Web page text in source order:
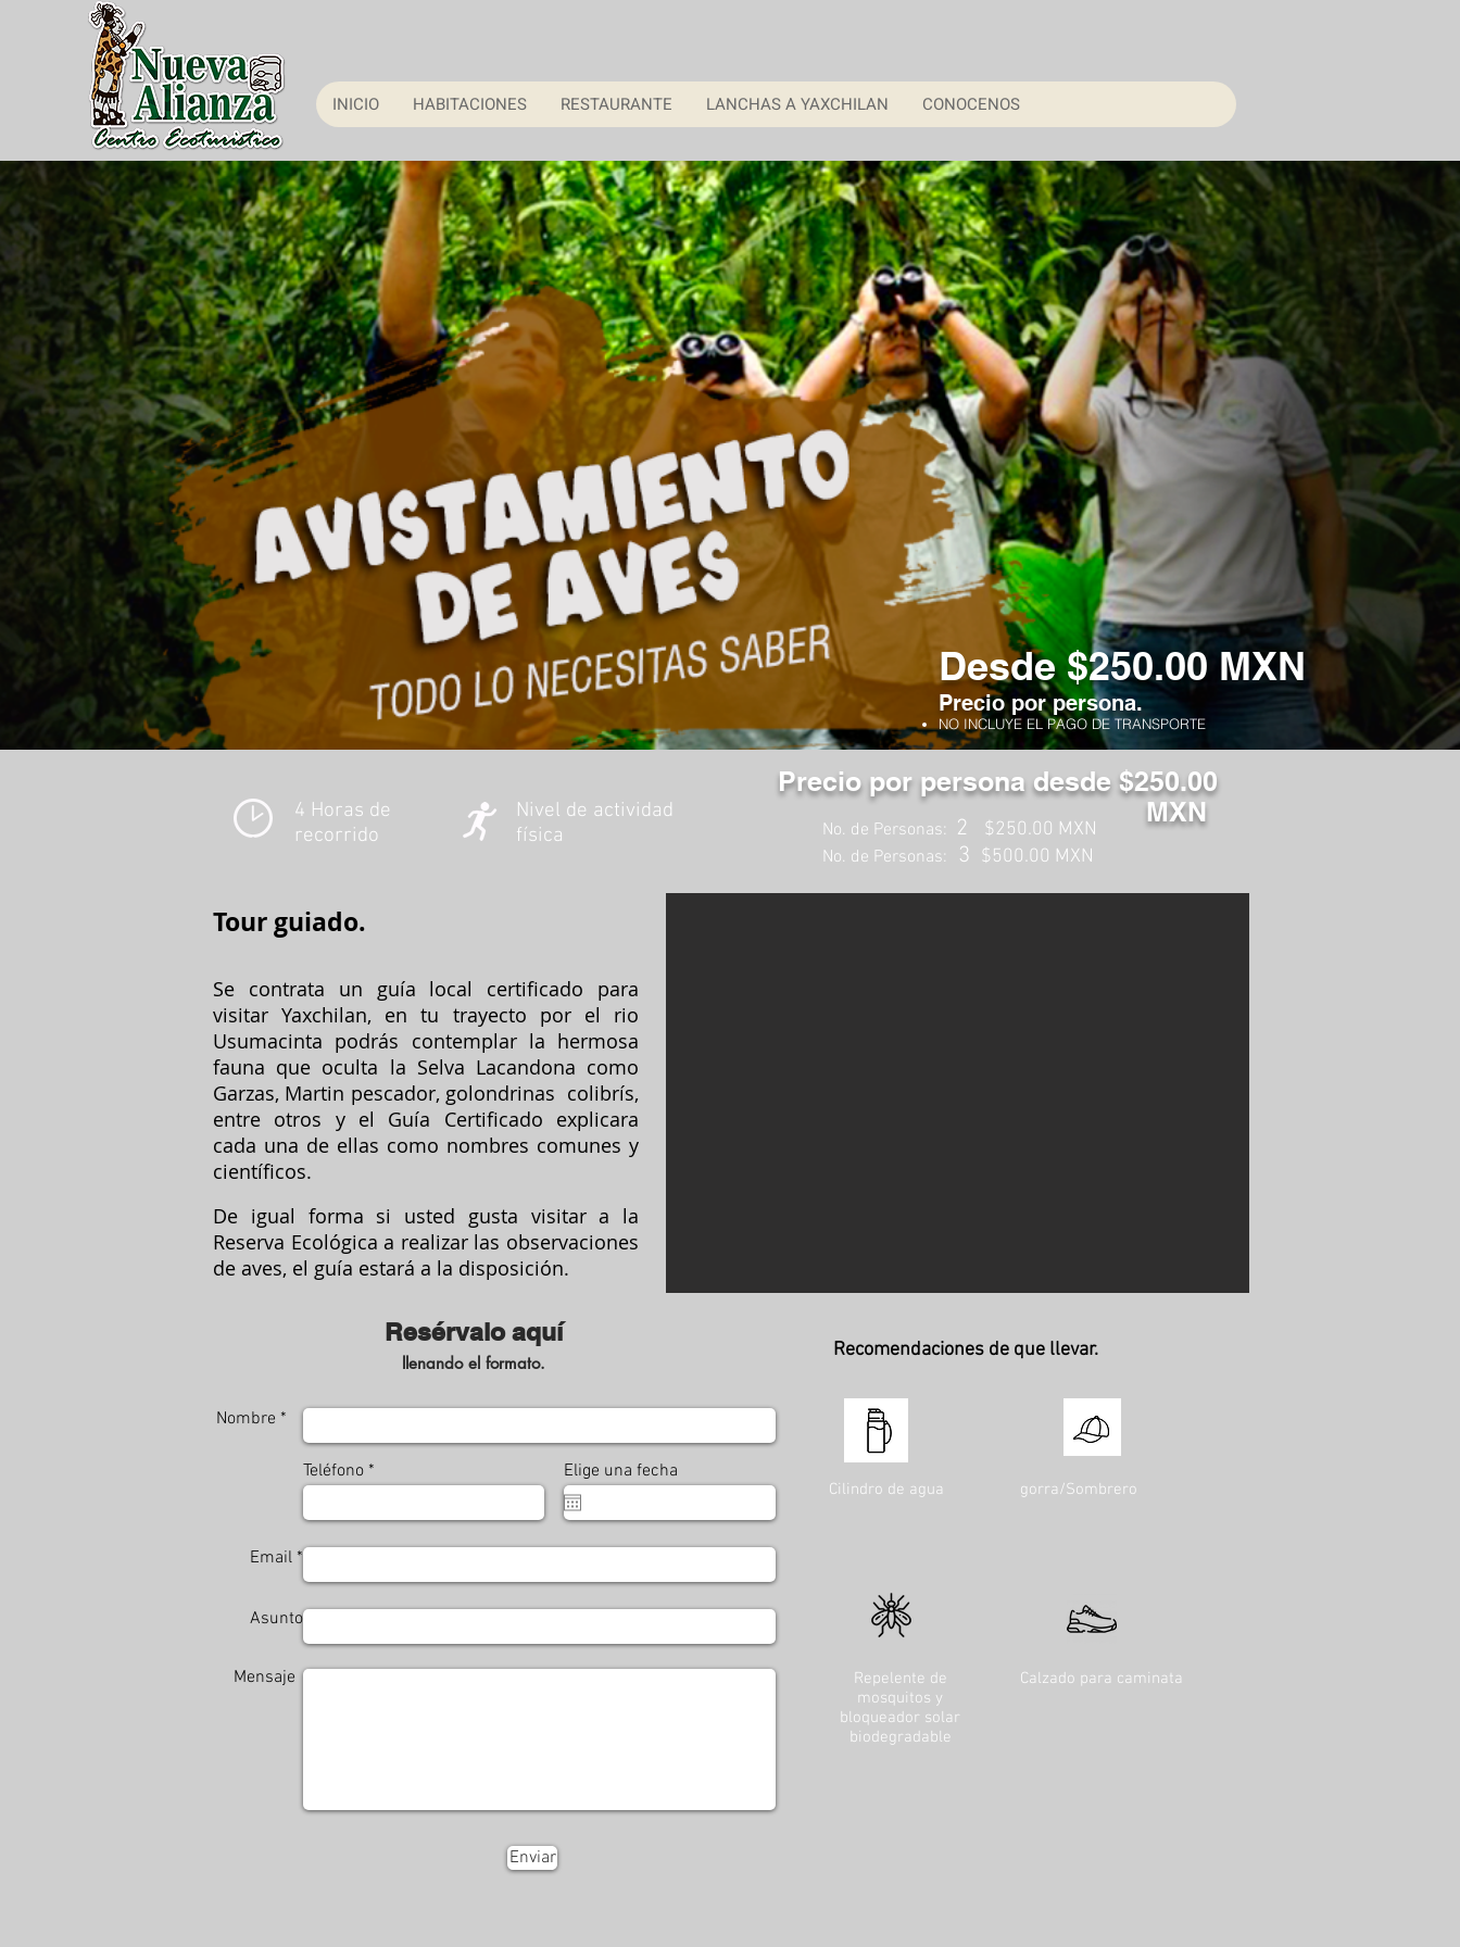
INICIO HABITACIONES RESTAURANTE LANCHAS A YAXCHILAN CONOCENOS
Desde $250.00 MXN
Precio por persona.
NO INCLUYE EL PAGO DE TRANSPORTE
4 Horas de
recorrido
Nivel de actividad
física
No. de Personas: 2 $250.00 MXN
No. de Personas: 3 $500.00 MXN
Precio por persona desde $250.00
MXN
Tour guiado.
Se contrata un guía local certificado para
visitar Yaxchilan, en tu trayecto por el rio
Usumacinta podrás contemplar la hermosa
fauna que oculta la Selva Lacandona como
Garzas, Martin pescador, golondrinas colibrís,
entre otros y el Guía Certificado explicara
cada una de ellas como nombres comunes y
científicos.
De igual forma si usted gusta visitar a la
Reserva Ecológica a realizar las observaciones
de aves, el guía estará a la disposición.
Resérvaloaquí
llenando el formato.
Recomendaciones de que llevar.
Nombre *
Teléfono Elige una fecha
Email *
Asunto
Mensaje
Enviar
Cilindro de agua
Repelente de
mosquitos y
bloqueador solar
biodegradable
gorra/Sombrero
Calzado para caminata